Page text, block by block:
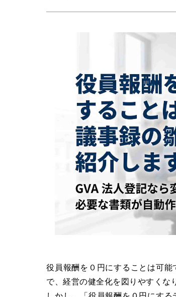
役員報酬を０円にすることは可
で、経営の健全化を図りやすくな